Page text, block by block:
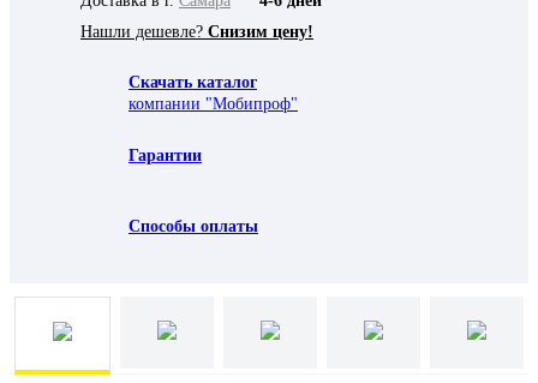
Нашли дешевле? Снизим цену!
Скачать каталог
компании "Мобипроф"
Гарантии
Способы оплаты